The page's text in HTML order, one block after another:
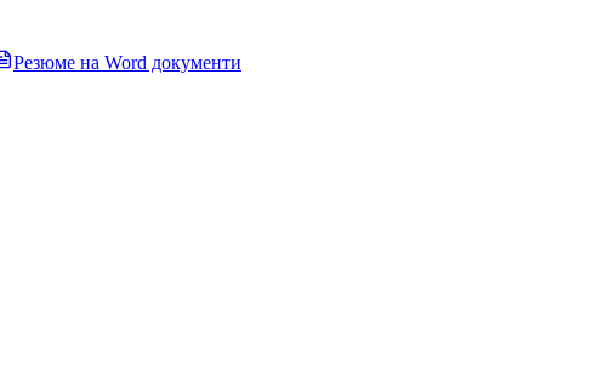
Резюме на Word документи